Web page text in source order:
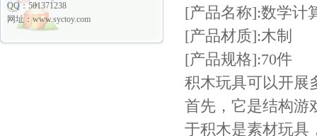
QQ：501371238
网址：www.syctoy.com
[产品名称]:数学计
[产品材质]:木制
[产品规格]:70件
积木玩具可以开展
首先，它是结构游
于积木是素材玩具